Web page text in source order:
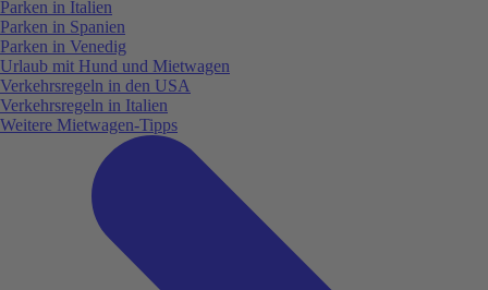
Parken in Italien
Parken in Spanien
Parken in Venedig
Urlaub mit Hund und Mietwagen
Verkehrsregeln in den USA
Verkehrsregeln in Italien
Weitere Mietwagen-Tipps